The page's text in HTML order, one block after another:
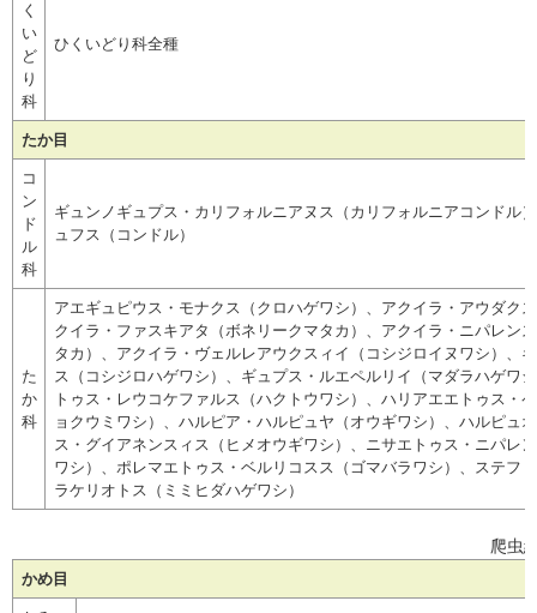
く
い
ど
り
科
ひくいどり科全種
たか目
コ
ン
ド
ル
科
ギュンノギュプス・カリフォルニアヌス（カリフォルニアコンドル
ュフス（コンドル）
た
か
科
アエギュピウス・モナクス（クロハゲワシ）、アクイラ・アウダク
クイラ・ファスキアタ（ボネリークマタカ）、アクイラ・ニパレン
タカ）、アクイラ・ヴェルレアウクスィイ（コシジロイヌワシ）、
ス（コシジロハゲワシ）、ギュプス・ルエペルリイ（マダラハゲワ
トゥス・レウコケファルス（ハクトウワシ）、ハリアエエトゥス
ョクウミワシ）、ハルピア・ハルピュヤ（オウギワシ）、ハルピュ
ス・グイアネンスィス（ヒメオウギワシ）、ニサエトゥス・ニパレ
ワシ）、ポレマエトゥス・ベルリコスス（ゴマバラワシ）、ステフ
ラケリオトス（ミミヒダハゲワシ）
爬虫
かめ目